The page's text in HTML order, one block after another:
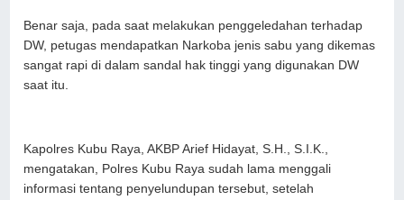
Benar saja, pada saat melakukan penggeledahan terhadap
DW, petugas mendapatkan Narkoba jenis sabu yang dikemas
sangat rapi di dalam sandal hak tinggi yang digunakan DW
saat itu.
Kapolres Kubu Raya, AKBP Arief Hidayat, S.H., S.I.K.,
mengatakan, Polres Kubu Raya sudah lama menggali
informasi tentang penyelundupan tersebut, setelah